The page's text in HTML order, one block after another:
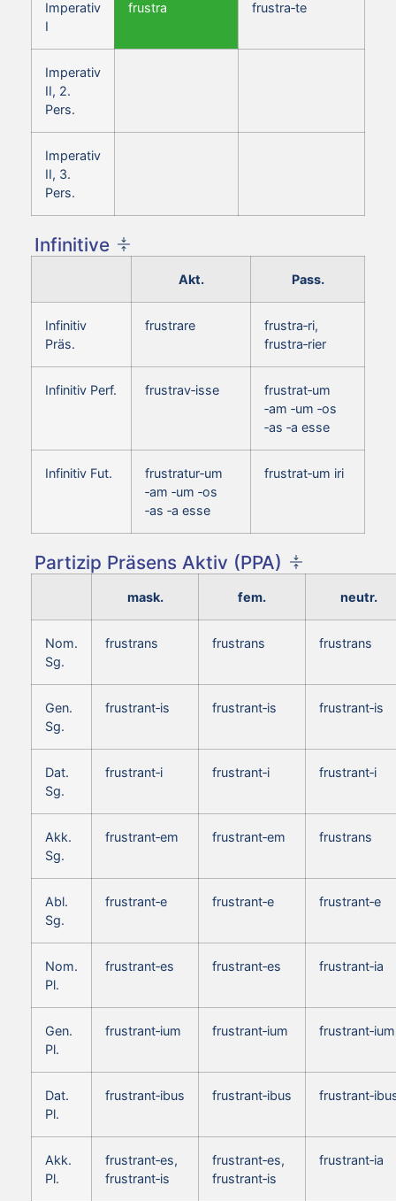
Imperativ
I
frustra frustra‑te
Imperativ
II, 2.
Pers.
Imperativ
II, 3.
Pers.
Infinitive
Akt. Pass.
Infinitiv
Präs.
frustrare
frustra‑ri,
frustra‑rier
Infinitiv Perf. frustrav‑isse
frustrat‑um
‑am ‑um ‑os
‑as ‑a esse
Infinitiv Fut.
frustratur‑um
‑am ‑um ‑os
‑as ‑a esse
frustrat‑um iri
Partizip Präsens Aktiv (PPA)
mask. fem. neutr.
Nom.
Sg.
frustrans frustrans frustrans
Gen.
Sg.
frustrant‑is frustrant‑is frustrant‑is
Dat.
Sg.
frustrant‑i frustrant‑i frustrant‑i
Akk.
Sg.
frustrant‑em frustrant‑em frustrans
Abl.
Sg.
frustrant‑e frustrant‑e frustrant‑e
Nom.
Pl.
frustrant‑es frustrant‑es frustrant‑ia
Gen.
Pl.
frustrant‑ium frustrant‑ium frustrant‑ium
Dat.
Pl.
frustrant‑ibus frustrant‑ibus
Akk.
Pl.
frustrant‑es,
frustrant‑is
frustrant‑es,
frustrant‑is
frustrant‑ia